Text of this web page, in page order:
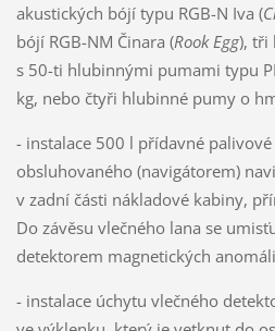
akustických bójí typu RGB-N Iva (
bójí RGB-NM Činara (Rook Egg), tři
s 50-ti hlubinnými pumami typu
kg, nebo čtyři hlubinné pumy o
- instalace 500 l přídavné
obsluhovaného (navigátorem)
v zadní části nákladové kabiny,
Do závěsu vlečného lana se
detektorem magnetických
- instalace úchytu vlečného